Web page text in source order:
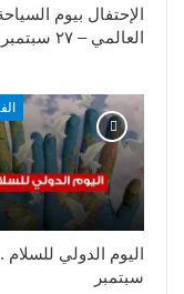
الإحتفال بيوم
العالمي – ٢٧ سبتمبر
سبتمبر